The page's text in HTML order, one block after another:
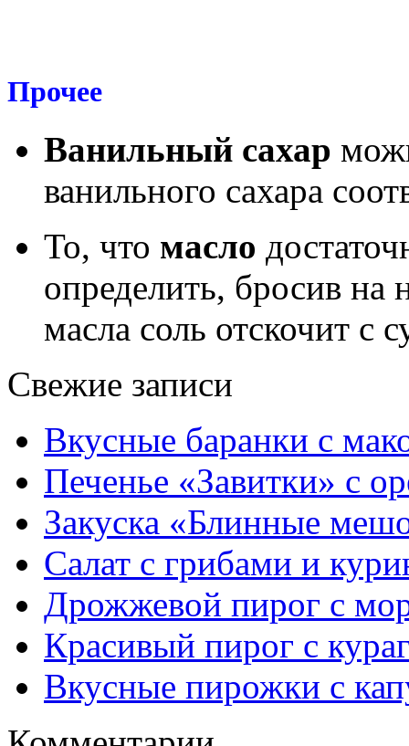
Прочее
Ванильный сахар
ванильного сахара
То, что масло
определить, бросив на
масла соль отскочит с
Свежие записи
Вкусные баранки с
Печенье «Завитки» с
Закуска «Блинные
Салат с грибами и
Дрожжевой пирог с
Красивый пирог с
Вкусные пирожки с